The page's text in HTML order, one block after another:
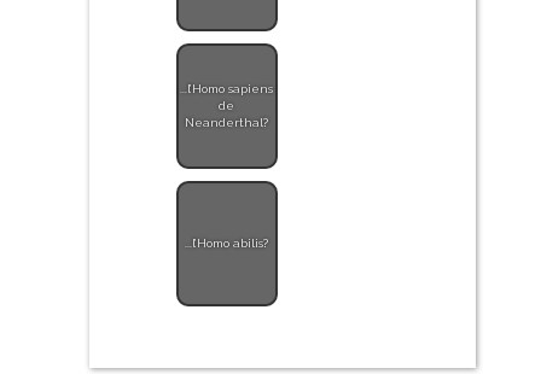
...l’Homo sapiens
de
Neanderthal?
...l’Homo abilis?